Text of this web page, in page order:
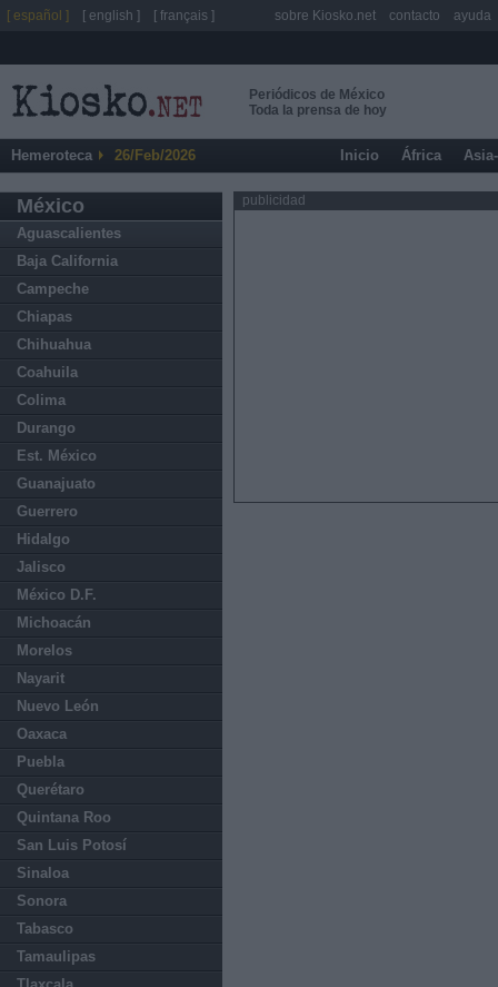
Periódicos de México
Toda la prensa de hoy
Hemeroteca 26/Feb/2026 Inicio África
México
Aguascalientes
Baja California
Campeche
Chiapas
Chihuahua
Coahuila
Colima
Durango
Est. México
Guanajuato
Guerrero
Hidalgo
Jalisco
México D.F.
Michoacán
Morelos
Nayarit
Nuevo León
Oaxaca
Puebla
Querétaro
Quintana Roo
San Luis Potosí
Sinaloa
Sonora
Tabasco
Tamaulipas
publicidad
[ español ] [ english ] [ français ] sobre Kiosko.net contacto ayuda